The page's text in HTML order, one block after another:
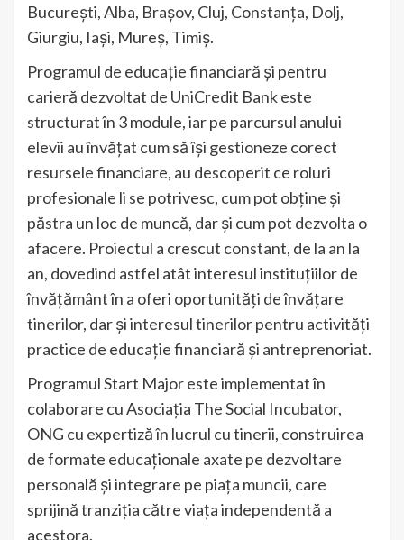
București, Alba, Brașov, Cluj, Constanța, Dolj,
Giurgiu, Iași, Mureș, Timiș.
Programul de educație financiară și pentru
carieră dezvoltat de UniCredit Bank este
structurat în 3 module, iar pe parcursul anului
elevii au învățat cum să își gestioneze corect
resursele financiare, au descoperit ce roluri
profesionale li se potrivesc, cum pot obține și
păstra un loc de muncă, dar și cum pot dezvolta o
afacere. Proiectul a crescut constant, de la an la
an, dovedind astfel atât interesul instituțiilor de
învățământ în a oferi oportunități de învățare
tinerilor, dar și interesul tinerilor pentru activități
practice de educație financiară și antreprenoriat.
Programul Start Major este implementat în
colaborare cu Asociația The Social Incubator,
ONG cu expertiză în lucrul cu tinerii, construirea
de formate educaționale axate pe dezvoltare
personală și integrare pe piața muncii, care
sprijină tranziția către viața independentă a
acestora.